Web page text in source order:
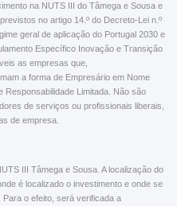
na NUTS III do Tâmega e Sousa e
no artigo 14.º do Decreto-Lei n.º
geral de aplicação do Portugal 2030 e
Específico Inovação e Transição
as empresas que,
a forma de Empresário em Nome
Responsabilidade Limitada. Não são
de serviços ou profissionais liberais,
de empresa.
III Tâmega e Sousa. A localização do
é localizado o investimento e onde se
o efeito, será verificada a